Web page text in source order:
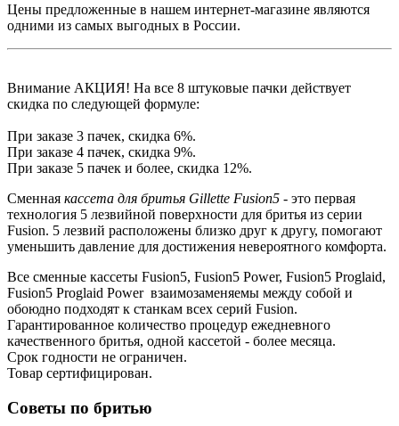
Цены предложенные в нашем интернет-магазине являются
одними из самых выгодных в России.
Внимание АКЦИЯ! На все 8 штуковые пачки действует
скидка по следующей формуле:
При заказе 3 пачек, скидка 6%.
При заказе 4 пачек, скидка 9%.
При заказе 5 пачек и более, скидка 12%.
Сменная кассета для бритья Gillette Fusion5 - это первая
технология 5 лезвийной поверхности для бритья из серии
Fusion. 5 лезвий расположены близко друг к другу, помогают
уменьшить давление для достижения невероятного комфорта.
Все сменные кассеты Fusion5, Fusion5 Power, Fusion5 Proglaid,
Fusion5 Proglaid Power взаимозаменяемы между собой и
обоюдно подходят к станкам всех серий Fusion.
Гарантированное количество процедур ежедневного
качественного бритья, одной кассетой - более месяца.
Срок годности не ограничен.
Товар сертифицирован.
Советы по бритью